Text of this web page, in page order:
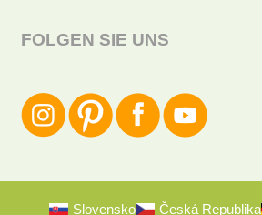
FOLGEN SIE UNS
Slovensko Česká Republika